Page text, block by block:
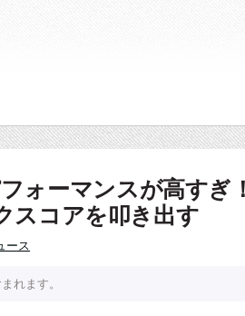
ォーマンスが高すぎ
スコアを叩き出す
ース
れます。